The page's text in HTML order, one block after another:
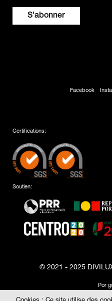
Certifications:
Soutien:
© 2021 - 2025
Por
Facebook